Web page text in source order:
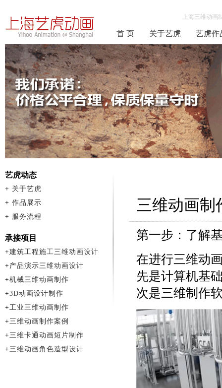
上海三维动
首 页 关于艺虎 艺虎作
三维动画制
第一步：了解
在进行三维动
先是计算机基
次是三维制作
艺虎动态
+ 关于艺虎
+ 作品展示
+ 服务流程
承接项目
+建筑工程施工三维动画设计
+产品演示三维动画设计
+机械三维动画制作
+3D动画设计制作
+工业三维动画制作
+三维动画制作案例
+三维卡通动画短片制作
+三维动画角色造型设计